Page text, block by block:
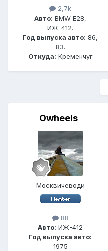
2,7k
Авто: BMW Е28,
ИЖ-412.
Год выпуска авто: 86,
83.
Откуда: Кременчуг
Owheels
Москвичеводи
88
Авто: ИЖ-412
Год выпуска авто:
1975